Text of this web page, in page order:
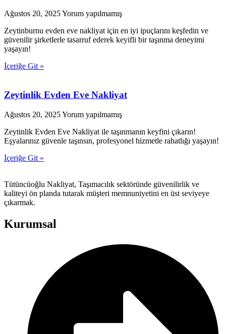
Ağustos 20, 2025Yorum yapılmamış
Zeytinburnu evden eve nakliyat için en iyi ipuçlarını keşfedin ve
güvenilir şirketlerle tasarruf ederek keyifli bir taşınma deneyimi
yaşayın!
İçeriğe Git »
Zeytinlik Evden Eve Nakliyat
Ağustos 20, 2025Yorum yapılmamış
Zeytinlik Evden Eve Nakliyat ile taşınmanın keyfini çıkarın!
Eşyalarınız güvenle taşınsın, profesyonel hizmetle rahatlığı yaşayın!
İçeriğe Git »
Tütüncüoğlu Nakliyat, Taşımacılık sektöründe güvenilirlik ve
kaliteyi ön planda tutarak müşteri memnuniyetini en üst seviyeye
çıkarmak.
Kurumsal